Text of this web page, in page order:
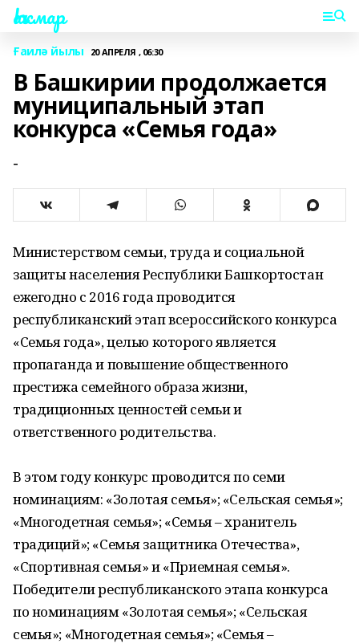
Һаҡмар
Ғаилә йылы 20 АПРЕЛЯ , 06:30
В Башкирии продолжается
муниципальный этап
конкурса «Семья года»
-
Министерством семьи, труда и социальной
защиты населения Республики Башкортостан
ежегодно с 2016 года проводится
республиканский этап всероссийского конкурса
«Семья года», целью которого является
пропаганда и повышение общественного
престижа семейного образа жизни,
традиционных ценностей семьи и
ответственного родительства.
В этом году конкурс проводится по семи
номинациям: «Золотая семья»; «Сельская семья»;
«Многодетная семья»; «Семья – хранитель
традиций»; «Семья защитника Отечества»,
«Спортивная семья» и «Приемная семья».
Победители республиканского этапа конкурса
по номинациям «Золотая семья»; «Сельская
семья»; «Многодетная семья»; «Семья –